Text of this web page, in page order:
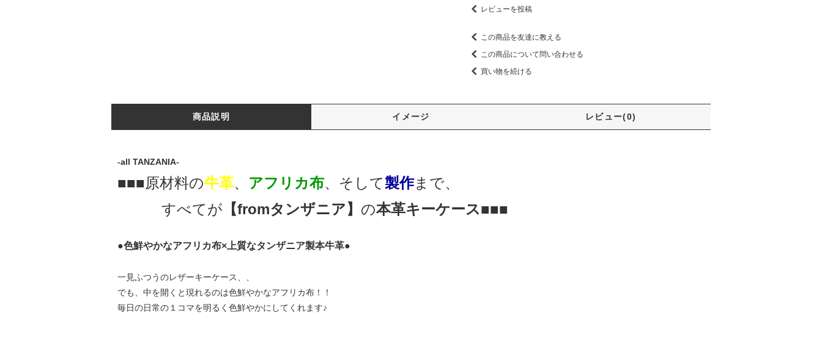
レビューを投稿
この商品を友達に教える
この商品について問い合わせる
買い物を続ける
商品説明 イメージ レビュー(0)
-all TANZANIA-
■■■原材料の牛革、 アフリカ布、そして製作まで、
すべてが 【fromタンザニア】 の本革キーケース■■■
●色鮮やかなアフリカ布×上質なタンザニア製本牛革●
一見ふつうのレザーキーケース、、
でも、中を開くと現れるのは色鮮やかなアフリカ布！！
毎日の日常の１コマを明るく色鮮やかにしてくれます♪